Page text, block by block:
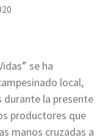
se ha
local,
durante la presente
productores que
manos cruzadas a